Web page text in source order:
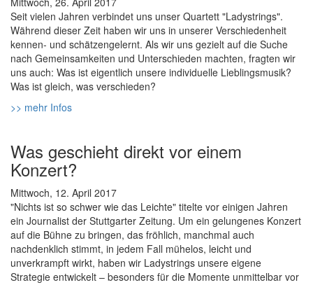
Seit vielen Jahren verbindet uns unser Quartett "Ladystrings".
Während dieser Zeit haben wir uns in unserer Verschiedenheit
kennen- und schätzengelernt. Als wir uns gezielt auf die Suche
nach Gemeinsamkeiten und Unterschieden machten, fragten wir
uns auch: Was ist eigentlich unsere individuelle Lieblingsmusik?
Was ist gleich, was verschieden?
>> mehr Infos
Was geschieht direkt vor einem
Konzert?
Mittwoch, 12. April 2017
"Nichts ist so schwer wie das Leichte" titelte vor einigen Jahren
ein Journalist der Stuttgarter Zeitung. Um ein gelungenes Konzert
auf die Bühne zu bringen, das fröhlich, manchmal auch
nachdenklich stimmt, in jedem Fall mühelos, leicht und
unverkrampft wirkt, haben wir Ladystrings unsere eigene
Strategie entwickelt – besonders für die Momente unmittelbar vor